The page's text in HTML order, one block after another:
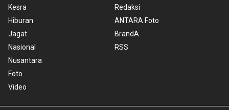
Kesra
Hiburan
Jagat
Nasional
Nusantara
Foto
Video
Redaksi
ANTARA Foto
BrandA
RSS